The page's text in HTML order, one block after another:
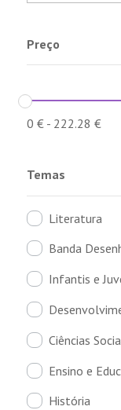
Preço
0 €- 222.28 €
Temas
Literatura
Banda
Infantis e
Ciências
Ensino e
História